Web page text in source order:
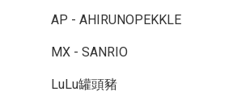
AP - AHIRUNOPEKKLE
MX - SANRIO
LuLu罐頭豬